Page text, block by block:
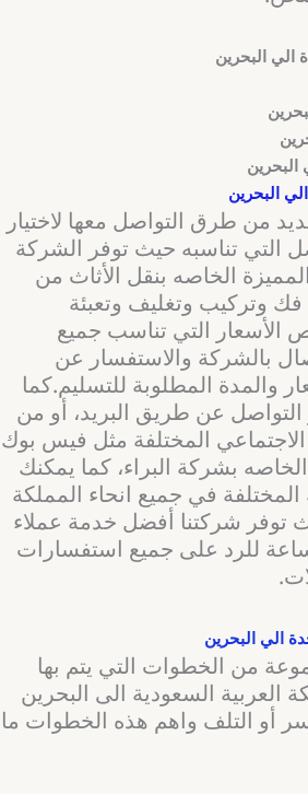
البحرين
البحرين
من طرق التواصل معها لاختيار
التي تناسبه حيث توفر الشركة
الخاصه بنقل الأثاث من
وتركيب وتغليف وتعبئة
الأسعار التي تناسب جميع
بالشركة والاستفسار عن
والمدة المطلوبة للتسليم.كما
عن طريق البريد، أو من
المختلفة مثل فيس بوك
الخاصه بشركة البراء، كما يمكنك
في جميع انحاء المملكة
توفر شركتنا أفضل خدمة عملاء
على مدار 24 ساعة للرد على جميع استفسارات
الي البحرين
من الخطوات التي يتم بها
العربية السعودية الى البحرين
أو التلف واهم هذه الخطوات ما